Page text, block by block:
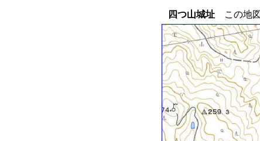
四つ山城址 この地図